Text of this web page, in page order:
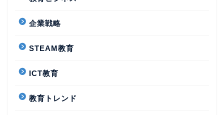
企業戦略
STEAM教育
ICT教育
教育トレンド